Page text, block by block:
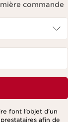
commande
font l’objet d’un
afin de